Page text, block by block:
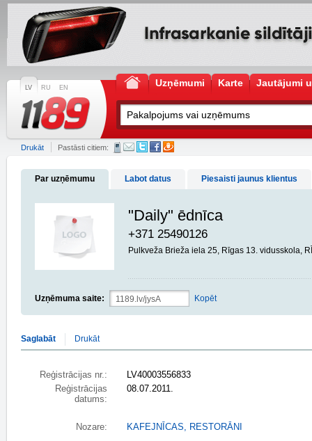
LV RU EN Uzņēmumi Karte Jautājumi
Drukāt Pastāsti citiem:
Par uzņēmumu Labot datus Piesaisti jaunus klientus
"Daily" ēdnīca
+371 25490126
Pulkveža Brieža iela 25, Rīgas 13. vidusskola,
Uzņēmuma saite: Kopēt
Saglabāt Drukāt
Reģistrācijas nr.:
LV40003556833
Reģistrācijas
datums:
08.07.2011.
Nozare: KAFEJNĪCAS, RESTORĀNI